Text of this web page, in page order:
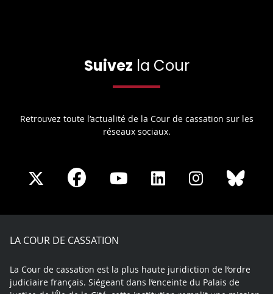
Suivez la Cour
Retrouvez toute l’actualité de la Cour de cassation sur les
réseaux sociaux.
Share
X
Share
Facebook
Share
Youtube
Share
LinkedIn
Share
Instagram
LA COUR DE CASSATION
La Cour de cassation est la plus haute juridiction de l’ordre
judiciaire français. Siégeant dans l’enceinte du Palais de